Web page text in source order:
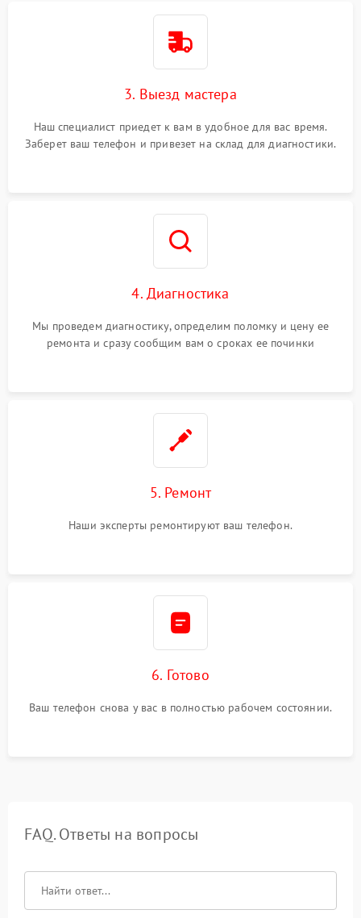
3. Выезд мастера
Наш специалист приедет к вам в удобное для вас время.
Заберет ваш телефон и привезет на склад для диагностики.
4. Диагностика
Мы проведем диагностику, определим поломку и цену ее
ремонта и сразу сообщим вам о сроках ее починки
5. Ремонт
Наши эксперты ремонтируют ваш телефон.
6. Готово
Ваш телефон снова у вас в полностью рабочем состоянии.
FAQ. Ответы на вопросы